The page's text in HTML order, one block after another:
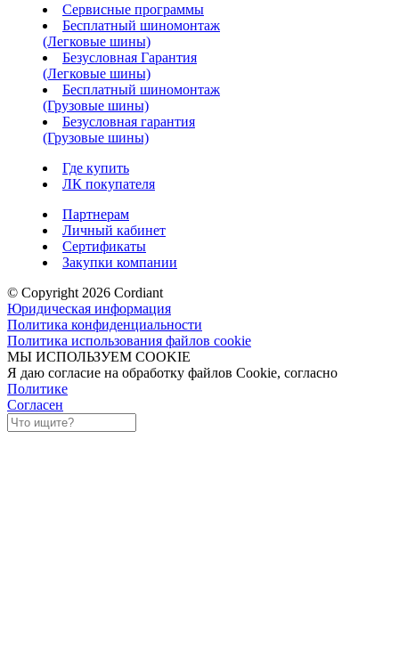
Сервисные программы
Бесплатный шиномонтаж
(Легковые шины)
Безусловная Гарантия
(Легковые шины)
Бесплатный шиномонтаж
(Грузовые шины)
Безусловная гарантия
(Грузовые шины)
Где купить
ЛК покупателя
Партнерам
Личный кабинет
Сертификаты
Закупки компании
© Copyright 2026 Cordiant
Юридическая информация
Политика конфиденциальности
Политика использования файлов cookie
МЫ ИСПОЛЬЗУЕМ COOKIE
Я даю согласие на обработку файлов Cookie, согласно
Политике
Согласен